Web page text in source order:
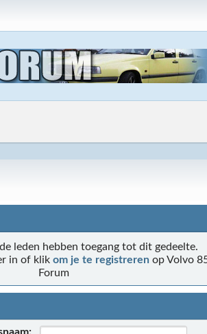
leden hebben toegang tot dit gedeelte.
in of klik om je te registreren op Volvo
Forum